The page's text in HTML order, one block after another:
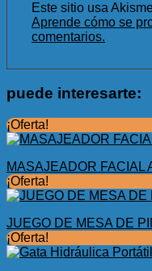
Este sitio usa
Aprende cómo se
comentarios.
puede interesarte:
¡Oferta!
MASAJEADOR FACIAL
¡Oferta!
JUEGO DE MESA DE
¡Oferta!